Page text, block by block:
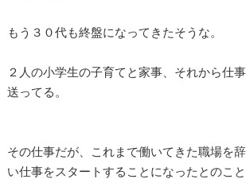
もう３０代も終盤になってきたそうな。
２人の小学生の子育てと家事、それから仕
送ってる。
その仕事だが、これまで働いてきた職場を
い仕事をスタートすることになったとのこと